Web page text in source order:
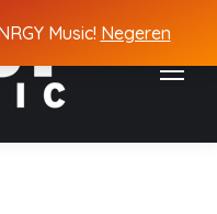
Music! Negeren